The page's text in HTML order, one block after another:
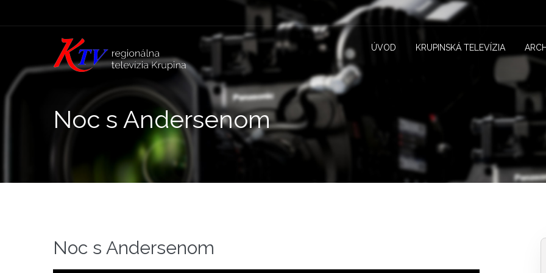
ÚVOD KRUPINSKÁ TELEVÍZIA
Noc s Andersenom
Noc s Andersenom